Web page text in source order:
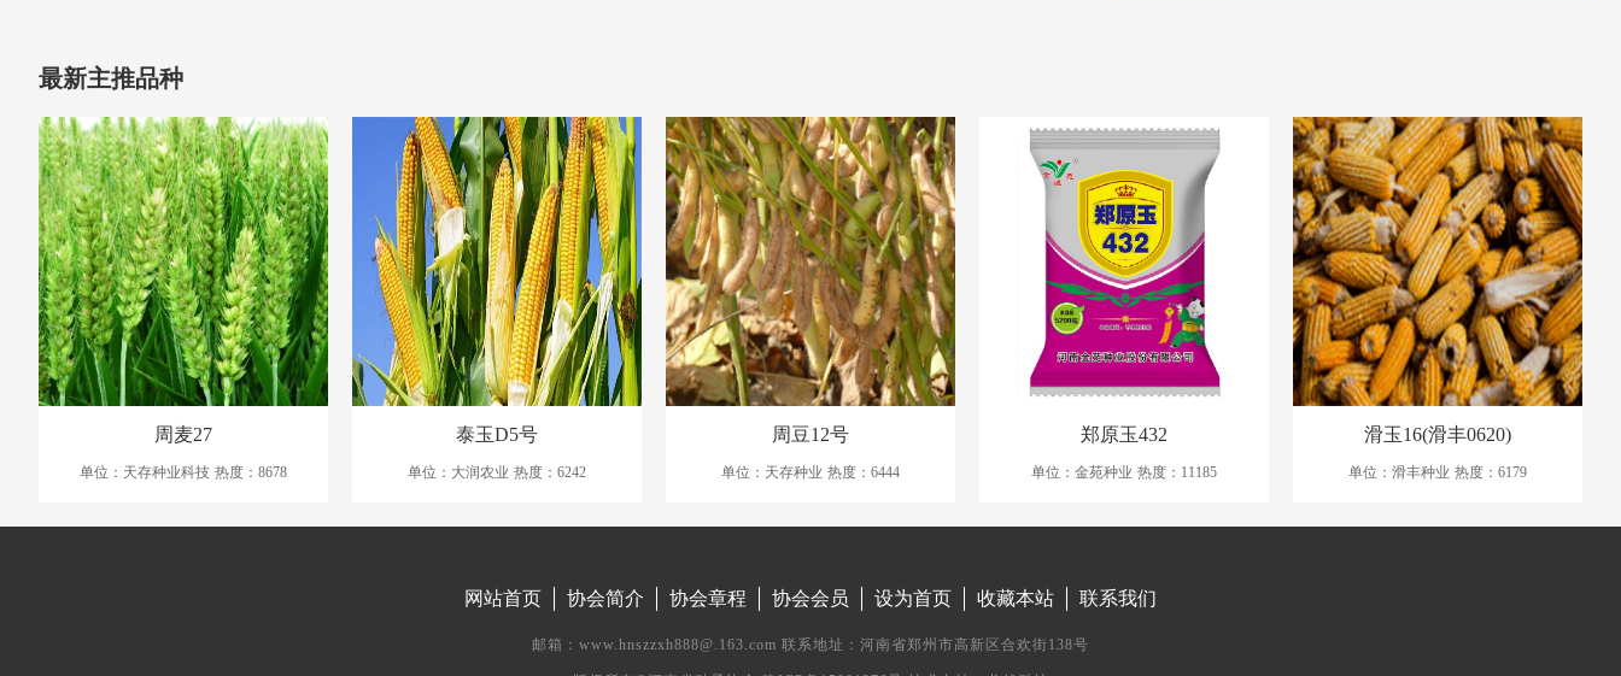
最新主推品种
周麦27
单位：天存种业科技 热度：8678
泰玉D5号
单位：大润农业 热度：6242
周豆12号
单位：天存种业 热度：6444
郑原玉432
单位：金苑种业 热度：11185
滑玉16(滑丰0620)
单位：滑丰种业 热度：6179
网站首页 协会简介 协会章程 协会会员 设为首页 收藏本站 联系我们
邮箱：www.hnszzxh888@.163.com 联系地址：河南省郑州市高新区合欢街138号